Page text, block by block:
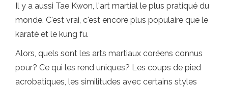
Il y a aussi Tae Kwon, l'art martial le plus pratiqué du
monde. C'est vrai, c'est encore plus populaire que le
karaté et le kung fu.
Alors, quels sont les arts martiaux coréens connus
pour? Ce qui les rend uniques? Les coups de pied
acrobatiques, les similitudes avec certains styles